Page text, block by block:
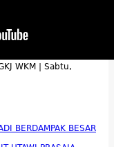
WKM | Sabtu,
BERDAMPAK BESAR